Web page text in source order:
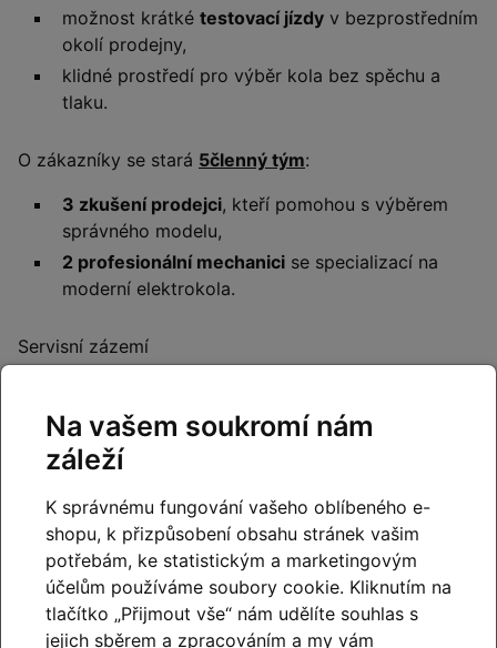
možnost krátké testovací jízdy v bezprostředním
okolí prodejny,
klidné prostředí pro výběr kola bez spěchu a
tlaku.
O zákazníky se stará 5členný tým:
3 zkušení prodejci, kteří pomohou s výběrem
správného modelu,
2 profesionální mechanici se specializací na
moderní elektrokola.
Servisní zázemí
používájí výhradně originální náhradní díly
Shimano a jsou pravidelně školení.
Bosch eBike Service Partner
aktualizace a servis pohonů Bosch.
Na vašem soukromí nám
záleží
K správnému fungování vašeho oblíbeného e-
shopu, k přizpůsobení obsahu stránek vašim
potřebám, ke statistickým a marketingovým
účelům používáme soubory cookie. Kliknutím na
tlačítko „Přijmout vše“ nám udělíte souhlas s
jejich sběrem a zpracováním a my vám